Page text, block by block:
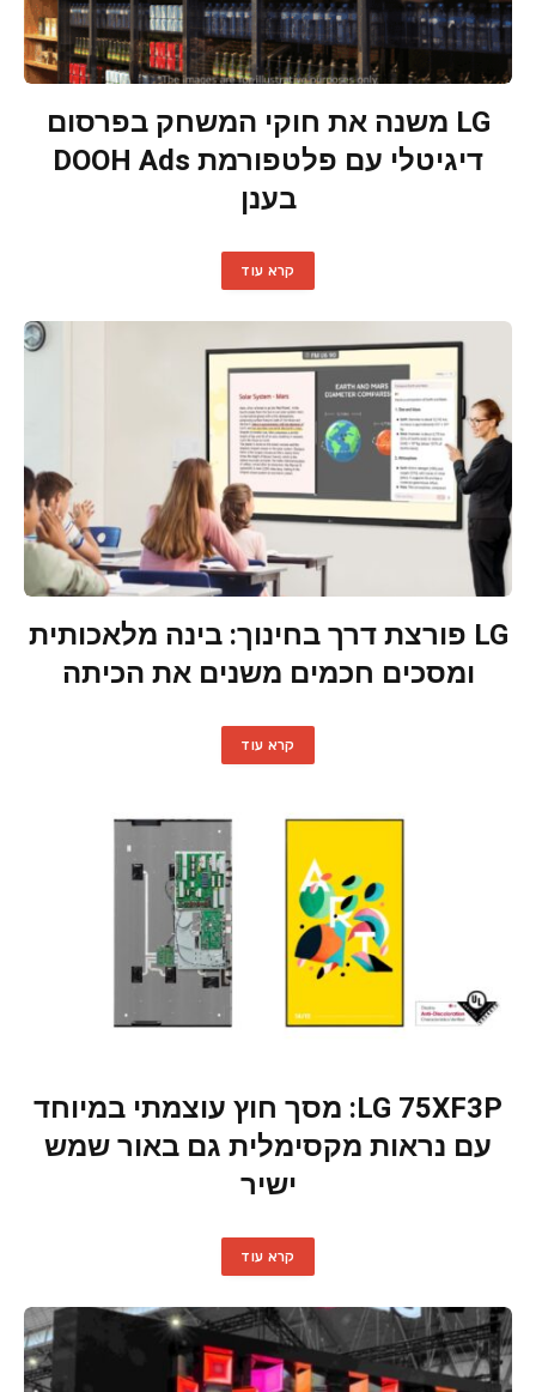
LG משנה את חוקי המשחק בפרסום
דיגיטלי עם פלטפורמת DOOH Ads
בענן
קרא עוד
LG פורצת דרך בחינוך: בינה מלאכותית
ומסכים חכמים משנים את הכיתה
קרא עוד
LG 75XF3P: מסך חוץ עוצמתי במיוחד
עם נראות מקסימלית גם באור שמש
ישיר
קרא עוד